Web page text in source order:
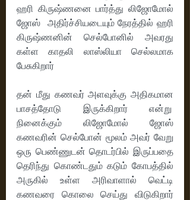
ஹரி கிருஷ்ணனை பார்த்து லிஜோமோல்
ஜோஸ்  அதிர்ச்சியடையும் நேரத்தில் ஹரி
கிருஷ்ணனின் செல்போனில் அவரது
கள்ள காதலி லாஸ்லியா செல்லமாக
பேசுகிறார்
தன் மீது கணவர் அளவுக்கு அதிகமான
பாசத்தோடு இருக்கிறார் என்று
நினைக்கும் லிஜோமோல் ஜோஸ்
கணவரின் செல்போன் மூலம் அவர் வேறு
ஒரு பெண்ணுடன் தொடர்பில் இருப்பதை
தெரிந்து கொண்டதும் கடும் கோபத்தில்
அருகில் உள்ள அரிவாளால் வெட்டி
கணவரை கொலை செய்து விடுகிறார்